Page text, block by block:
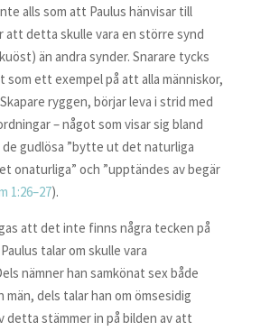
alls som att Paulus hänvisar till
att detta skulle vara en större synd
än andra synder. Snarare tycks
som ett exempel på att alla människor,
ryggen, börjar leva i strid med
– något som visar sig bland
gudlösa ”bytte ut det naturliga
onaturliga” och ”upptändes av begär
1:26–27).
att det inte finns några tecken på
talar om skulle vara
nämner han samkönat sex både
män, dels talar han om ömsesidig
detta stämmer in på bilden av att